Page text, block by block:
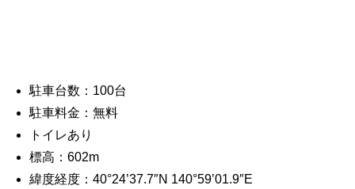
駐車台数：100台
駐車料金：無料
トイレあり
標高：602m
緯度経度：40°24’37.7″N 140°59’01.9″E